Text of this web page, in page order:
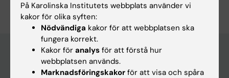
Huvudmeny
På Karolinska Institutets webbplats använder vi
kakor för olika syften:
Nödvändiga kakor för att webbplatsen ska
fungera korrekt.
Kakor för analys för att förstå hur
webbplatsen används.
Marknadsföringskakor för att visa och spåra